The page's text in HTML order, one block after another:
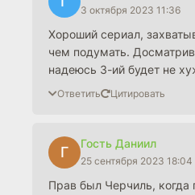
3 октября 2023 11:36
Хороший сериал,
чем подумать.
надеюсь 3-ий будет не
Ответить Цитировать
Г
Гость Даниил
25 сентября 2023 18:04
Прав был Черчиль, когда